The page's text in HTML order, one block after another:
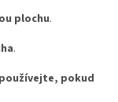
plochu.
.
pokud